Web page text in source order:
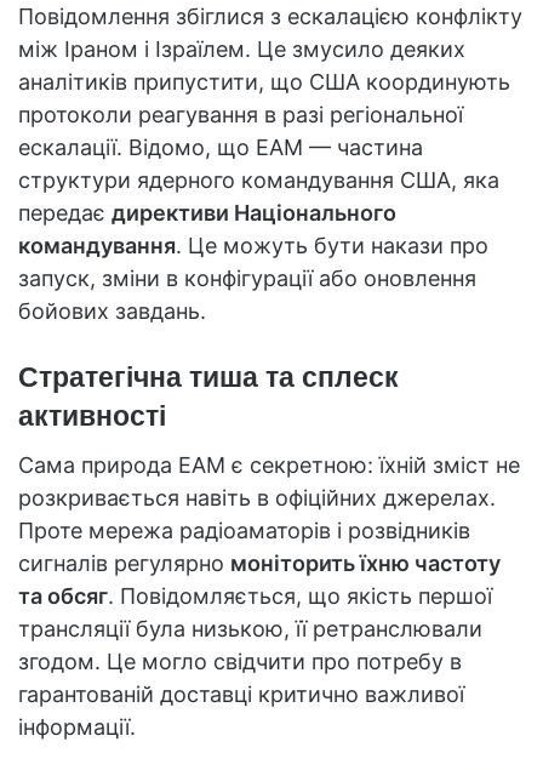
Повідомлення збіглися з ескалацією конфлікту
між Іраном і Ізраїлем. Це змусило деяких
аналітиків припустити, що США координують
протоколи реагування в разі регіональної
ескалації. Відомо, що EAM — частина
структури ядерного командування США, яка
передає директиви Національного
командування. Це можуть бути накази про
запуск, зміни в конфігурації або оновлення
бойових завдань.
Стратегічна тиша та сплеск
активності
Сама природа EAM є секретною: їхній зміст не
розкривається навіть в офіційних джерелах.
Проте мережа радіоаматорів і розвідників
сигналів регулярно моніторить їхню частоту
та обсяг. Повідомляється, що якість першої
трансляції була низькою, її ретранслювали
згодом. Це могло свідчити про потребу в
гарантованій доставці критично важливої
інформації.